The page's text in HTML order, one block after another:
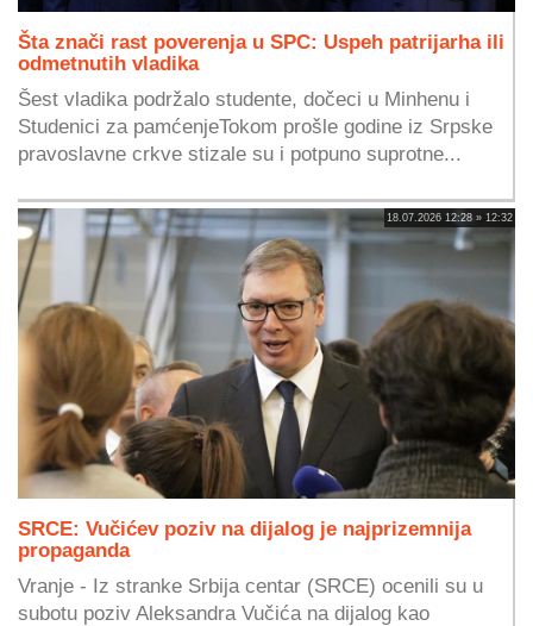
Šta znači rast poverenja u SPC: Uspeh patrijarha ili
odmetnutih vladika
Šest vladika podržalo studente, dočeci u Minhenu i
Studenici za pamćenjeTokom prošle godine iz Srpske
pravoslavne crkve stizale su i potpuno suprotne...
18.07.2026 12:28 » 12:32
SRCE: Vučićev poziv na dijalog je najprizemnija
propaganda
Vranje - Iz stranke Srbija centar (SRCE) ocenili su u
subotu poziv Aleksandra Vučića na dijalog kao